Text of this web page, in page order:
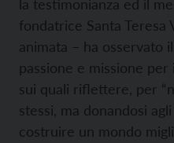
la testimonianza ed il
fondatrice Santa Teresa
animata – ha osservato
passione e missione
sui quali riflettere, per
stessi, ma donandosi
costruire un mondo